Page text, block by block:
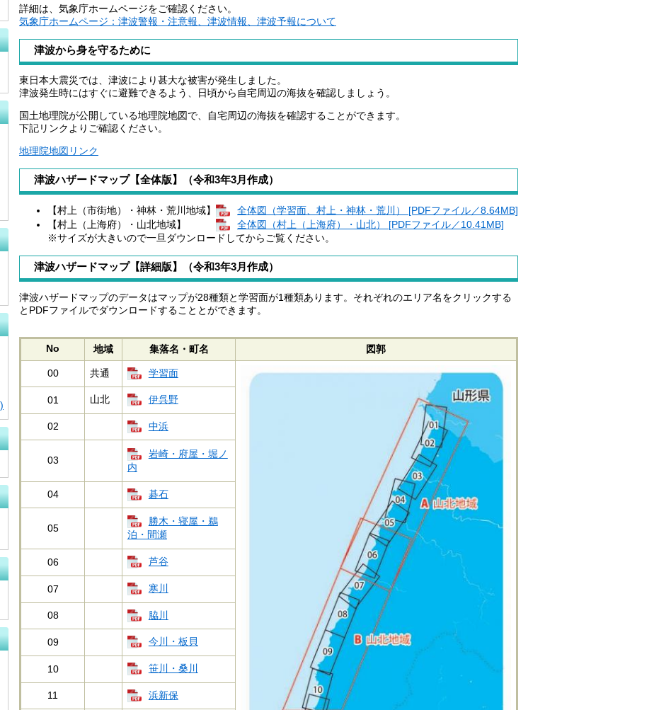
詳細は、気象庁ホームページをご確認ください。
気象庁ホームページ：津波警報・注意報、津波情報、津波予報について
津波から身を守るために
東日本大震災では、津波により甚大な被害が発生しました。
津波発生時にはすぐに避難できるよう、日頃から自宅周辺の海抜を確認しましょう。
国土地理院が公開している地理院地図で、自宅周辺の海抜を確認することができます。
下記リンクよりご確認ください。
地理院地図リンク
津波ハザードマップ【全体版】（令和3年3月作成）
【村上（市街地）・神林・荒川地域】
全体図（学習面、村上・神林・荒川） [PDFファイル／8.64MB]
【村上（上海府）・山北地域】
全体図（村上（上海府）・山北） [PDFファイル／10.41MB]
※サイズが大きいので一旦ダウンロードしてからご覧ください。
津波ハザードマップ【詳細版】（令和3年3月作成）
津波ハザードマップのデータはマップが28種類と学習面が1種類あります。それぞれのエリア名をクリックする
とPDFファイルでダウンロードすることとができます。
No 地域 集落名・町名 図郭
00 共通 学習面
01 山北 伊呉野
02 中浜
03
岩崎・府屋・堀ノ
内
04 碁石
05
勝木・寝屋・鵜
泊・間瀬
06 芦谷
07 寒川
08 脇川
09 今川・板貝
10 笹川・桑川
11 浜新保